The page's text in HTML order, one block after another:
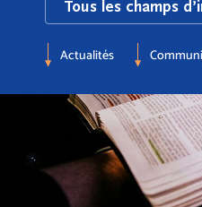
Actualités